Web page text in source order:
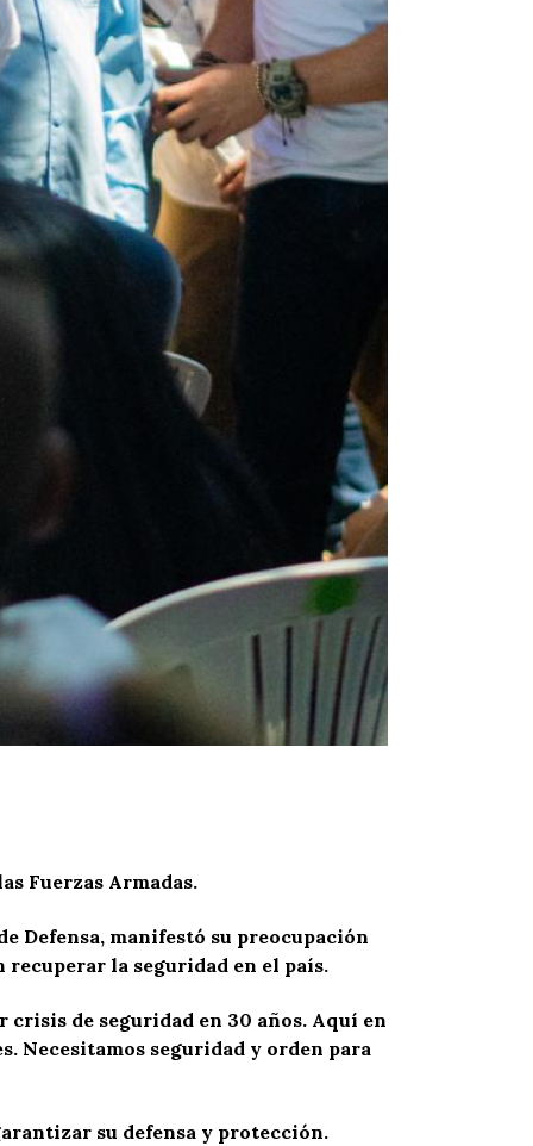
Fuerzas Armadas.
Defensa, manifestó su preocupación
la seguridad en el país.
de seguridad en 30 años. Aquí en
Necesitamos seguridad y orden para
su defensa y protección.